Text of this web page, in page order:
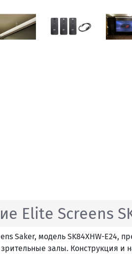
Elite Screens
Saker, модель SK84XHW-E24,
залы. Конструкция